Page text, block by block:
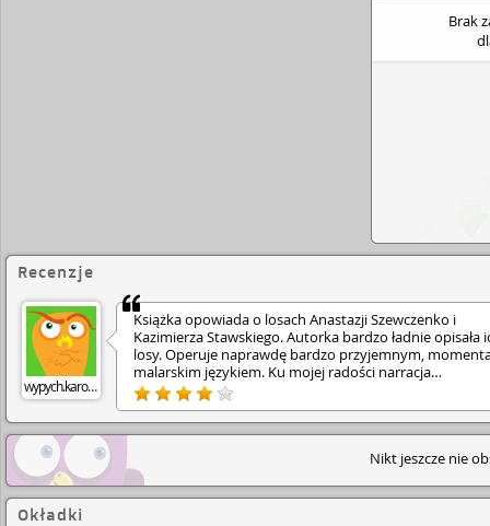
Brak
Recenzje
wypych.karolina89
Książka opowiada o losach Anastazji Szewczenko i
Kazimierza Stawskiego. Autorka bardzo ładnie opisała
losy. Operuje naprawdę bardzo przyjemnym,
malarskim językiem. Ku mojej radości narracja
trzecioosobowa, ukazana z dwóch perspektyw, dopóki,
dopóty bohaterowie nie zaczynają działać razem.
podoba mi się początek, w którym autorka ukazuje
dzieciństwo bohaterów. Jak dla mnie, autorka opisała
losy w bardzo interesujący sposób. Podoba mi się
dynamizm akcji pod sam koniec. Środek przespałam.
Zwykle daje wyższe oceny, ale Wiatrowi ze wchodu
Nikt jeszcze nie
Okładki